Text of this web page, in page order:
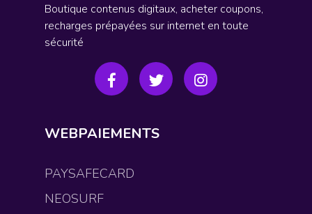
Boutique contenus digitaux, acheter coupons,
recharges prépayées sur internet en toute
sécurité
WEBPAIEMENTS
PAYSAFECARD
NEOSURF